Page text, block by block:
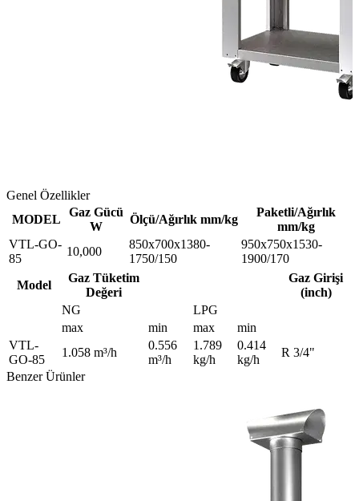
Genel Özellikler
MODEL
Gaz Gücü
W
Ölçü/Ağırlık mm/kg
Paketli/Ağırlık
mm/kg
VTL-GO-
85
10,000
850x700x1380-
1750/150
950x750x1530-
1900/170
Model
Gaz Tüketim
Değeri
Gaz Girişi
(inch)
NG
LPG
max
min max
min
VTL-
GO-85
1.058 m³/h
0.556
m³/h
1.789
kg/h
0.414
kg/h
R 3/4"
Benzer Ürünler